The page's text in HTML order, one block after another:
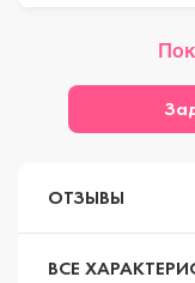
ОТЗЫВЫ
ВСЕ